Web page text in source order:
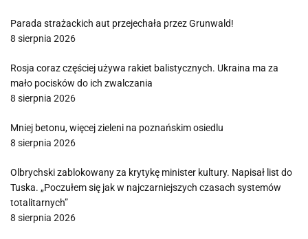
Parada strażackich aut przejechała przez Grunwald!
8 sierpnia 2026
Rosja coraz częściej używa rakiet balistycznych. Ukraina ma za
mało pocisków do ich zwalczania
8 sierpnia 2026
Mniej betonu, więcej zieleni na poznańskim osiedlu
8 sierpnia 2026
Olbrychski zablokowany za krytykę minister kultury. Napisał list do
Tuska. „Poczułem się jak w najczarniejszych czasach systemów
totalitarnych”
8 sierpnia 2026